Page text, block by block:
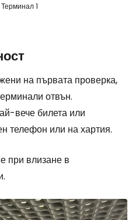
Терминал 1
на първата проверка,
отвън.
вече билета или
телефон или на хартия.
при влизане в